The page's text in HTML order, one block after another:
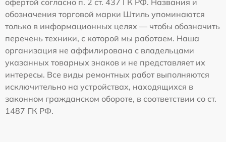
обозначения торговой марки Штиль упоминаются
только в информационных целях — чтобы обозначить
перечень техники, с которой мы работаем. Наша
организация не аффилирована с владельцами
указанных товарных знаков и не представляет их
интересы. Все виды ремонтных работ выполняются
исключительно на устройствах, находящихся в
законном гражданском обороте, в соответствии со ст.
1487 ГК РФ.